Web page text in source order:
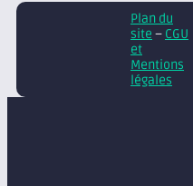
Plan du
site – CGU
et
Mentions
légales